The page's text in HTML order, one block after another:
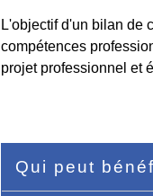
L'objectif d'un bilan de
compétences
projet professionnel et
Qui peut